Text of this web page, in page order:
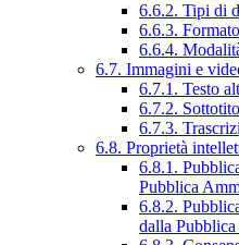
6.6.2. Tipi di
6.6.3.
6.6.4.
6.7. Immagini e
6.7.1. Testo
6.7.2.
6.7.3.
6.8. Proprietà
6.8.1.
Pubblica
6.8.2.
dalla